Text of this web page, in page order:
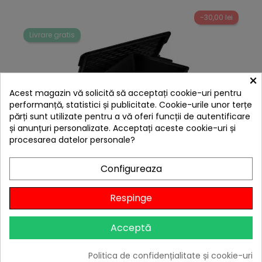
-30,00 lei
Livrare gratis
Tava din fonta cu capac - cuptor olandez pentru
sistemul culinar modular Enders 7795
469,00 lei
439,00 lei
Niciun review
-10%cu codulBBQFEST
×
Acest magazin vă solicită să acceptați cookie-uri pentru
performanță, statistici și publicitate. Cookie-urile unor terțe
părți sunt utilizate pentru a vă oferi funcții de autentificare
și anunțuri personalizate. Acceptați aceste cookie-uri și
procesarea datelor personale?
Configureaza
Respinge
Acceptă
Politica de confidențialitate și cookie-uri